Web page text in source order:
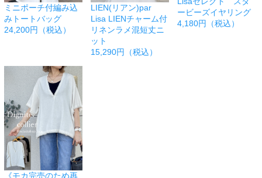
ミニポーチ付編み込
みトートバッグ
24,200円（税込）
LIEN(リアン)par
Lisa LIENチャーム付
リネンラメ混短丈ニ
ット
15,290円（税込）
ービーズイヤリング
4,180円（税込）
《モカ完売のため再